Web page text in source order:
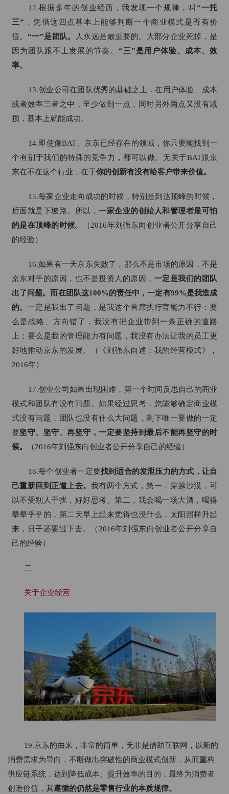
12.根据多年的创业经历，我发现一个规律，叫 “一托
三” ，凭借这四点基本上能够判断一个商业模式是否有价
值。 “一”是团队。
人永远是最重要的。大部分企业死掉，是
因为团队跟不上发展的节奏。 “三”是用户体验、成本、效
率。
13.创业公司在团队优秀的基础之上，在用户体验、成本
或者效率三者之中，至少做到一点，同时另外两点又没有减
损，基本上就能成功。
14.即使像BAT、京东已经存在的领域，你只要能找到一
个有别于我们的特殊的竞争力，都可以做。无关于BAT跟京
东在不在这个行业，在于你的创新有没有给客户带来价值。
15.每家企业走向成功的时候，特别是到达顶峰的时候，
后面就是下坡路。所以，一家企业的创始人和管理者最可怕
的是在顶峰的时候。
（2016年刘强东向创业者公开分享自己
的经验）
16.如果有一天京东失败了，那么不是市场的原因，不是
京东对手的原因，也不是投资人的原因， 一定是我们的团队
出了问题。而在团队这100%的责任中，一定有99%是我造成
的。 一定是我出了问题，是我这个首席执行官能力不行：要
么是战略、方向错了，我没有把企业带到一条正确的道路
上；要么是我的管理能力有问题，我没有办法让我的员工更
好地推动京东的发展。（《刘强东自述：我的经营模式》，
2016年）
17.创业公司如果出现困难，第一个时间反思自己的商业
模式和团队有没有问题。如果经过思考，您能够确定商业模
式没有问题，团队也没有什么大问题，剩下唯一要做的一定
要坚守、坚守、再坚守，一定要坚持到最后不能再坚守的时
候。
（2016年刘强东向创业者公开分享自己的经验）
18.每个创业者一定要找到适合的发泄压力的方式，让自
己重新回到正道上去。 我有两个方式，第一，穿越沙漠，可
以不受别人干扰，好好思考。第二，我会喝一场大酒，喝得
晕晕乎乎的，第二天早上起来觉得也没什么，太阳照样升起
来，日子还要过下去。（2016年刘强东向创业者公开分享自
己的经验）
二
关于企业经营
19.京东的由来，非常的简单，无非是借助互联网，以新的
消费需求为导向，不断做出突破性的商业模式创新，从而重构
供应链系统，达到降低成本、提升效率的目的，最终为消费者
创造价值，其遵循的仍然是零售行业的本质规律。